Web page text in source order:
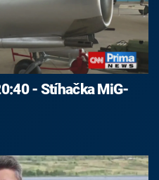
- Stíhačka MiG-